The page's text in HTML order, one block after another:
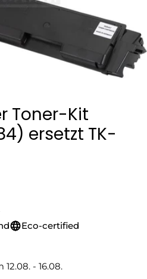
Toner-Kit
ersetzt TK-
Eco-certified
12.08. - 16.08.